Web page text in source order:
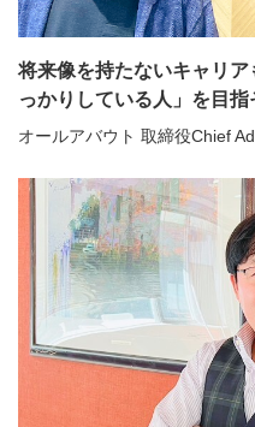
将来像を持たないキャリ
っかりしている人」を目指
オールアバウト 取締役Chief